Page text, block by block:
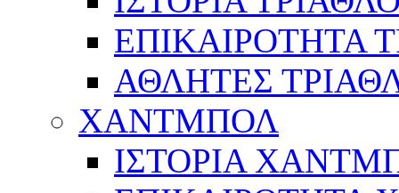
ΕΠΙΚΑΙΡΟΤΗΤΑ
ΑΘΛΗΤΕΣ
ΧΑΝΤΜΠΟΛ
ΙΣΤΟΡΙΑ